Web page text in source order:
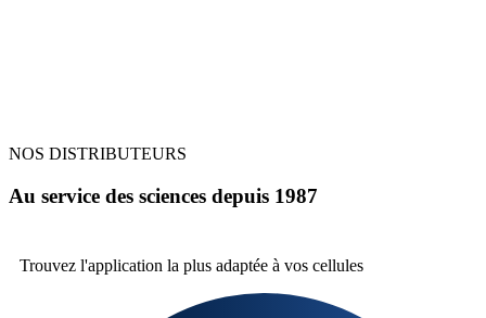
NOS DISTRIBUTEURS
Au service des sciences depuis 1987
Trouvez l'application la plus adaptée à vos cellules